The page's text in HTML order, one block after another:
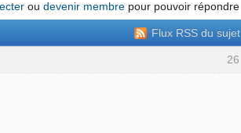
ou devenir membrepour pouvoir répondre
Flux RSS du sujet
26